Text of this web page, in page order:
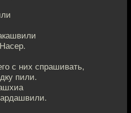
с них спрашивать,
пили.